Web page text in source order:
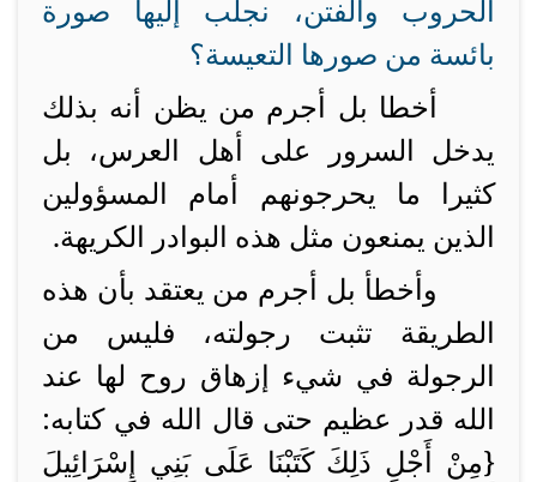
الحروب والفتن، نجلب إليها صورة
بائسة من صورها التعيسة؟
أخطا بل أجرم من يظن أنه بذلك
يدخل السرور على أهل العرس، بل
كثيرا ما يحرجونهم أمام المسؤولين
الذين يمنعون مثل هذه البوادر الكريهة.
وأخطأ بل أجرم من يعتقد بأن هذه
الطريقة تثبت رجولته، فليس من
الرجولة في شيء إزهاق روح لها عند
الله قدر عظيم حتى قال الله في كتابه:
{مِنْ أَجْلِ ذَلِكَ كَتَبْنَا عَلَى بَنِي إِسْرَائِيلَ